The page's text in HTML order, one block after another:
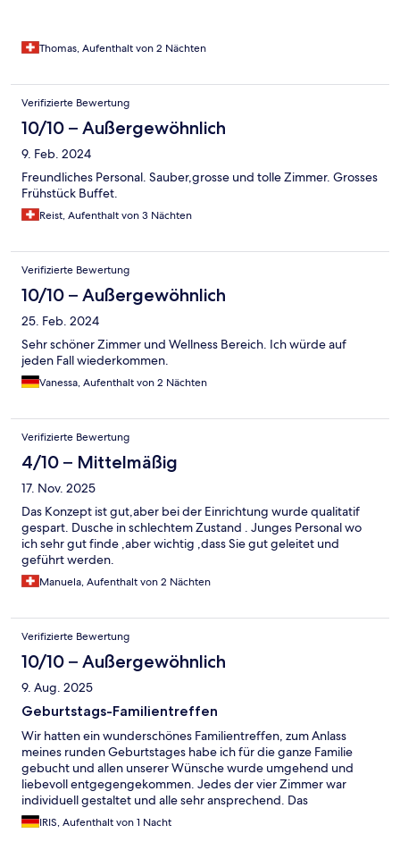
Thomas, Aufenthalt von 2 Nächten
Verifizierte Bewertung
10/10 – Außergewöhnlich
9. Feb. 2024
Freundliches Personal. Sauber,grosse und tolle Zimmer. Grosses
Frühstück Buffet.
Reist, Aufenthalt von 3 Nächten
Verifizierte Bewertung
10/10 – Außergewöhnlich
25. Feb. 2024
Sehr schöner Zimmer und Wellness Bereich. Ich würde auf
jeden Fall wiederkommen.
Vanessa, Aufenthalt von 2 Nächten
Verifizierte Bewertung
4/10 – Mittelmäßig
17. Nov. 2025
Das Konzept ist gut,aber bei der Einrichtung wurde qualitatif
gespart. Dusche in schlechtem Zustand . Junges Personal wo
ich sehr gut finde ,aber wichtig ,dass Sie gut geleitet und
geführt werden.
Manuela, Aufenthalt von 2 Nächten
Verifizierte Bewertung
10/10 – Außergewöhnlich
9. Aug. 2025
Geburtstags-Familientreffen
Wir hatten ein wunderschönes Familientreffen, zum Anlass
meines runden Geburtstages habe ich für die ganze Familie
gebucht und allen unserer Wünsche wurde umgehend und
liebevoll entgegengekommen. Jedes der vier Zimmer war
individuell gestaltet und alle sehr ansprechend. Das
Abendessen war sehr lecker, ebenfalls das Frühstück mit
umfangreicher Auswahl! Ich bedanke mich sehr herzlich bei
IRIS, Aufenthalt von 1 Nacht